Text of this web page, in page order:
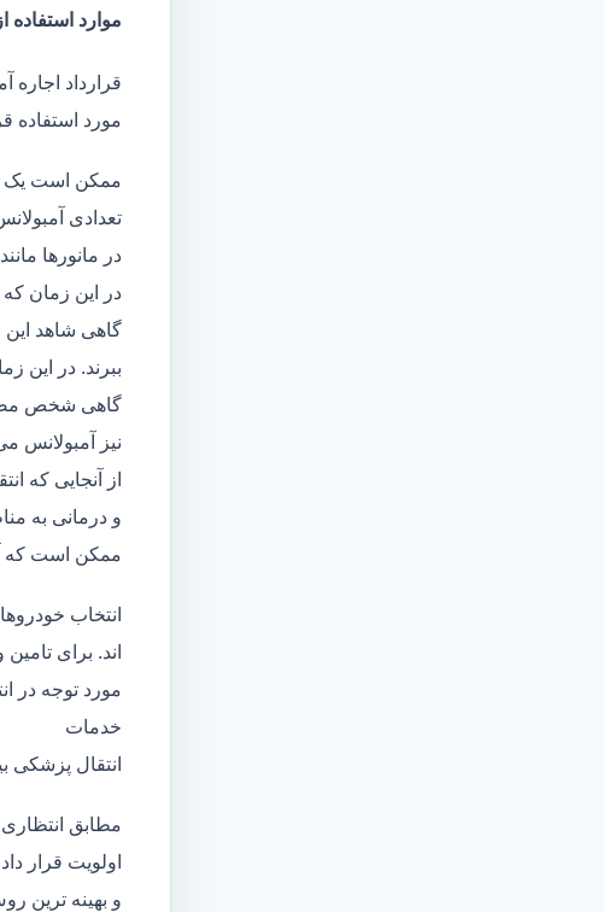
موارد استفاده
قرارداد اجاره
مورد استفاده
ممکن است یک
تعدادی
در مانور‌ها
در این زمان
گاهی شاهد
ببرند. در این
گاهی شخص
نیز آمبولانس
از آنجایی که
و درمانی به
ممکن است که
انتخاب
اند. برای
مورد توجه در
خدمات
انتقال پزشکی
مطابق
اولویت قرار
و بهینه ترین